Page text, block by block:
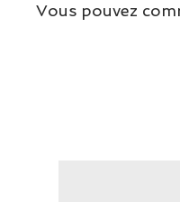
Vous pouvez